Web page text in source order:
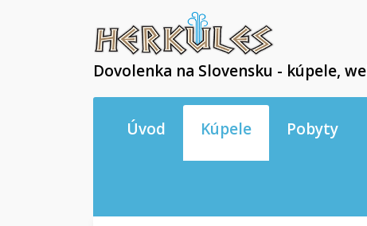
Dovolenka na Slovensku - kúpele,
Úvod Kúpele Pobyty